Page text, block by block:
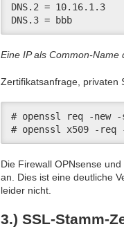
DNS.2 = 10.16.1.3
DNS.3 = bbb
Eine IP als Common-Name
Zertifikatsanfrage, privaten
# openssl req -new
# openssl x509 -req
Die Firewall OPNsense
an. Dies ist eine deutliche
leider nicht.
3.) SSL-Stamm-